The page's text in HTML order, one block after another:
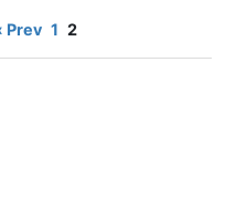
Prev 1 2